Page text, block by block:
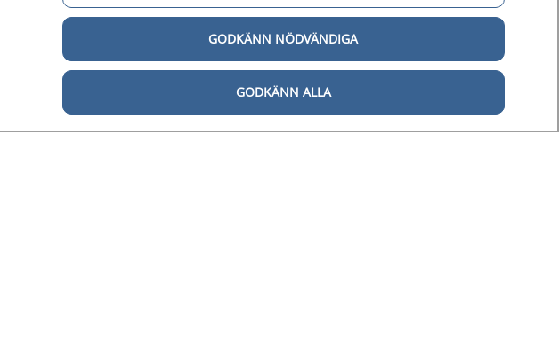
Tillgänglighetsredogörelse
Behandling av personuppgifter
Hantering av kakor
GODKÄNN NÖDVÄNDIGA
GODKÄNN ALLA